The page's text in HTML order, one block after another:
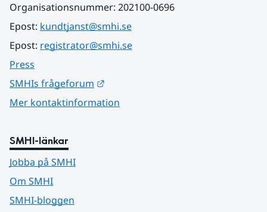
Organisationsnummer: 202100-0696
Epost: kundtjanst@smhi.se
Epost: registrator@smhi.se
Press
SMHIs frågeforum
Mer kontaktinformation
SMHI-länkar
Jobba på SMHI
Om SMHI
SMHI-bloggen